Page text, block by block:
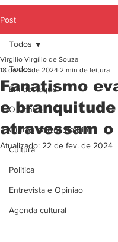
Post
Todos
Em destaque
O Centro
Outros bairros do Rio
Cultura
Politica
Entrevista e Opiniao
Agenda cultural
Todos
Fanatismo
e branquitude
atravessam o
Virgilio Virgílio de Souza
18 de fev. de 2024 2 min de leitura
Atualizado: 22 de fev. de 2024